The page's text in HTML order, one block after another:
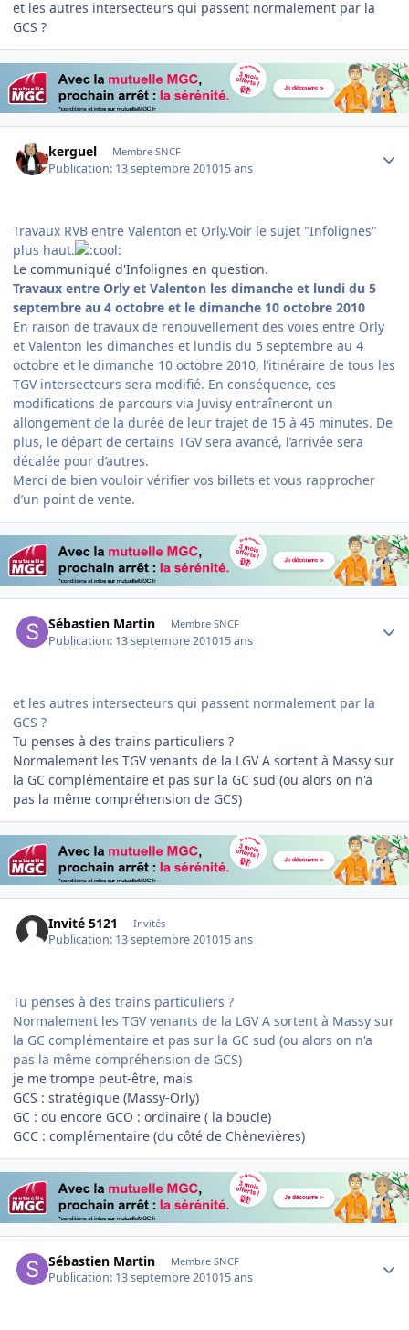
et les autres intersecteurs qui passent normalement par la
GCS ?
kerguel Membre SNCF
Publication: 13 septembre 201015 ans
Travaux RVB entre Valenton et Orly.Voir le sujet "Infolignes"
plus haut.
Le communiqué d'Infolignes en question.
Travaux entre Orly et Valenton les dimanche et lundi du 5
septembre au 4 octobre et le dimanche 10 octobre 2010
En raison de travaux de renouvellement des voies entre Orly
et Valenton les dimanches et lundis du 5 septembre au 4
octobre et le dimanche 10 octobre 2010, l’itinéraire de tous les
TGV intersecteurs sera modifié. En conséquence, ces
modifications de parcours via Juvisy entraîneront un
allongement de la durée de leur trajet de 15 à 45 minutes. De
plus, le départ de certains TGV sera avancé, l’arrivée sera
décalée pour d’autres.
Merci de bien vouloir vérifier vos billets et vous rapprocher
d’un point de vente.
Sébastien Martin Membre SNCF
Publication: 13 septembre 201015 ans
et les autres intersecteurs qui passent normalement par la
GCS ?
Tu penses à des trains particuliers ?
Normalement les TGV venants de la LGV A sortent à Massy sur
la GC complémentaire et pas sur la GC sud (ou alors on n'a
pas la même compréhension de GCS)
Invité 5121 Invités
Publication: 13 septembre 201015 ans
Tu penses à des trains particuliers ?
Normalement les TGV venants de la LGV A sortent à Massy sur
la GC complémentaire et pas sur la GC sud (ou alors on n'a
pas la même compréhension de GCS)
je me trompe peut-être, mais
GCS : stratégique (Massy-Orly)
GC : ou encore GCO : ordinaire ( la boucle)
GCC : complémentaire (du côté de Chènevières)
Sébastien Martin Membre SNCF
Publication: 13 septembre 201015 ans